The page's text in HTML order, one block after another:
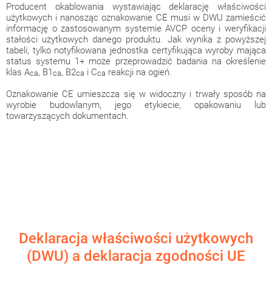
Producent okablowania wystawiając deklarację właściwości
użytkowych i nanosząc oznakowanie CE musi w DWU zamieścić
informację o zastosowanym systemie AVCP oceny i weryfikacji
stałości użytkowych danego produktu. Jak wynika z powyższej
tabeli, tylko notyfikowana jednostka certyfikująca wyroby mająca
status systemu 1+ może przeprowadzić badania na określenie
klas Aca, B1 ca, B2ca i Cca reakcji na ogień.
Oznakowanie CE umieszcza się w widoczny i trwały sposób na
wyrobie budowlanym, jego etykiecie, opakowaniu lub
towarzyszących dokumentach.
Deklaracja właściwości użytkowych
(DWU) a deklaracja zgodności UE